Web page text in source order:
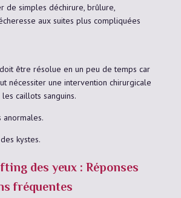
de simples déchirure, brûlure,
aux suites plus compliquées
doit être résolue en un peu de temps car
nécessiter une intervention chirurgicale
caillots sanguins.
anormales.
kystes.
des yeux : Réponses
fréquentes